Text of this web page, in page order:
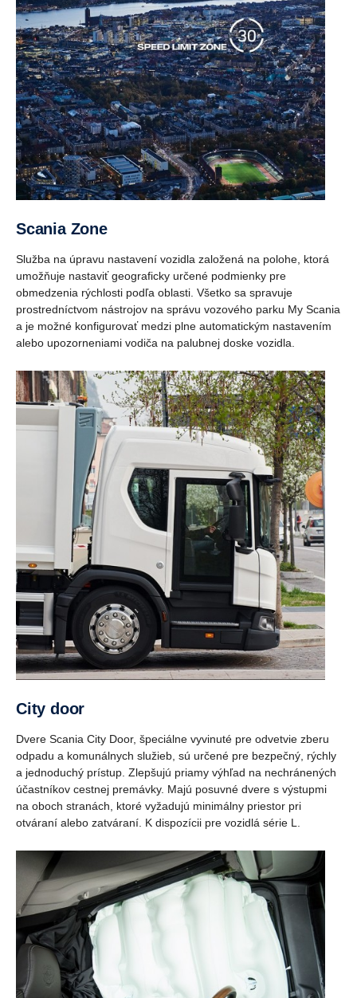
Scania Zone
Služba na úpravu nastavení vozidla založená na polohe, ktorá
umožňuje nastaviť geograficky určené podmienky pre
obmedzenia rýchlosti podľa oblasti. Všetko sa spravuje
prostredníctvom nástrojov na správu vozového parku My Scania
a je možné konfigurovať medzi plne automatickým nastavením
alebo upozorneniami vodiča na palubnej doske vozidla.
City door
Dvere Scania City Door, špeciálne vyvinuté pre odvetvie zberu
odpadu a komunálnych služieb, sú určené pre bezpečný, rýchly
a jednoduchý prístup. Zlepšujú priamy výhľad na nechránených
účastníkov cestnej premávky. Majú posuvné dvere s výstupmi
na oboch stranách, ktoré vyžadujú minimálny priestor pri
otváraní alebo zatváraní. K dispozícii pre vozidlá série L.